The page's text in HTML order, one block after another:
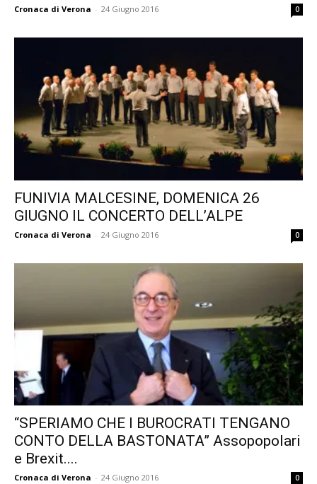
Cronaca di Verona - 24 Giugno 2016 0
FUNIVIA MALCESINE, DOMENICA 26
GIUGNO IL CONCERTO DELL’ALPE
Cronaca di Verona - 24 Giugno 2016 0
“SPERIAMO CHE I BUROCRATI TENGANO
CONTO DELLA BASTONATA” Assopopolari
e Brexit....
Cronaca di Verona - 24 Giugno 2016 0